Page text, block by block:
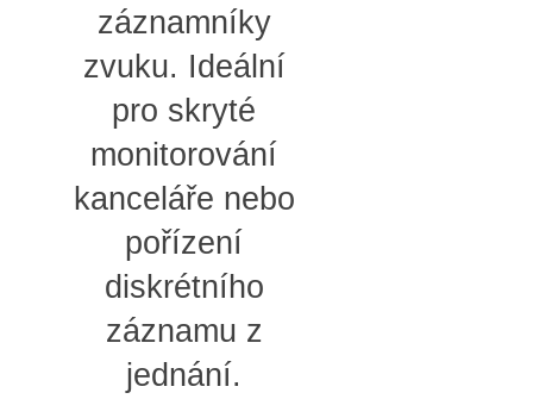
záznamníky
zvuku. Ideální
pro skryté
monitorování
kanceláře nebo
pořízení
diskrétního
záznamu z
jednání.